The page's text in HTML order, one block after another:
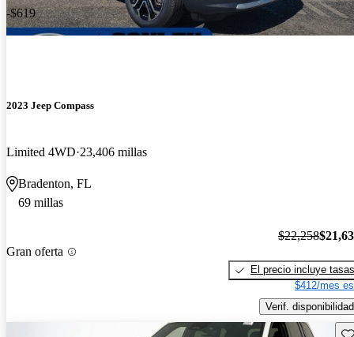
-$619
2023 Jeep Compass
Limited 4WD 23,406 millas
Bradenton, FL
69 millas
Gran oferta
$22,258
El precio incluye tasas
$412/mes
Verif. disponibilidad